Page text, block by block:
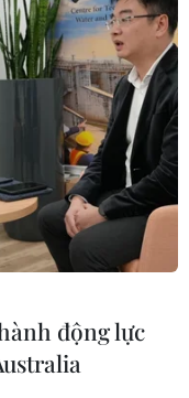
động lực